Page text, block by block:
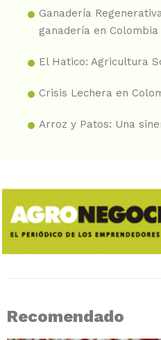
Ganadería
ganadería en Colombia
El Hatico: Agricultura
Crisis Lechera en
Arroz y Patos: Una
Recomendado